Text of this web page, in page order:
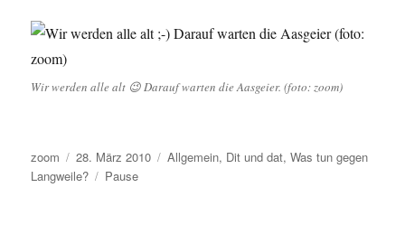
Wir werden alle alt 😉 Darauf warten die Aasgeier. (foto: zoom)
Autor
zoom
Veröffentlicht
am
28. März 2010 Kategorien
Allgemein, Dit und dat,Was tun gegen
Langweile?
Schlagwörter
Pause